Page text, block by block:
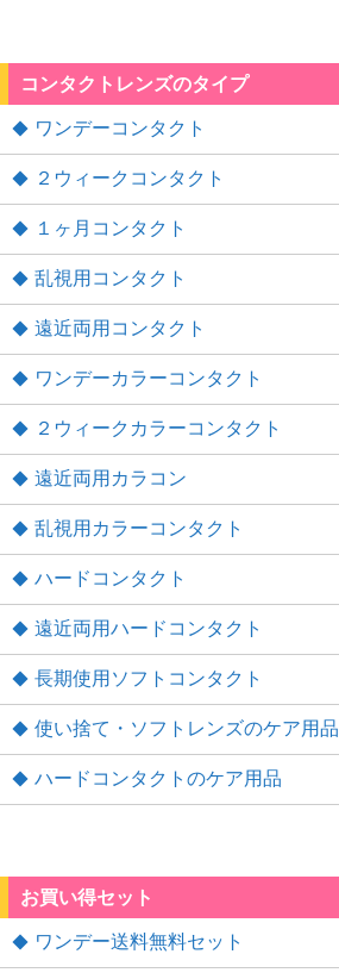
コンタクトレンズのタイプ
ワンデーコンタクト
２ウィークコンタクト
１ヶ月コンタクト
乱視用コンタクト
遠近両用コンタクト
ワンデーカラーコンタクト
２ウィークカラーコンタクト
遠近両用カラコン
乱視用カラーコンタクト
ハードコンタクト
遠近両用ハードコンタクト
長期使用ソフトコンタクト
使い捨て・ソフトレンズのケア用品
ハードコンタクトのケア用品
お買い得セット
ワンデー送料無料セット